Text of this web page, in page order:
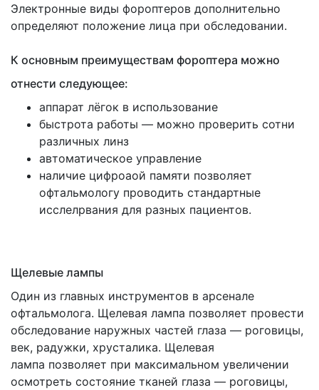
Электронные виды фороптеров дополнительно
определяют положение лица при обследовании.
К основным преимуществам фороптера можно
отнести следующее:
аппарат лёгок в использование
быстрота работы — можно проверить сотни
различных линз
автоматическое управление
наличие цифроаой памяти позволяет
офтальмологу проводить стандартные
исслелрвания для разных пациентов.
Щелевые лампы
Один из главных инструментов в арсенале
офтальмолога. Щелевая лампа позволяет провести
обследование наружных частей глаза — роговицы,
век, радужки, хрусталика. Щелевая
лампа позволяет при максимальном увеличении
осмотреть состояние тканей глаза — роговицы,